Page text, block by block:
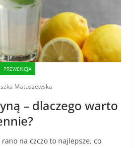
PREWENCJA
Matuszewska
– dlaczego warto
na czczo to najlepsze, co